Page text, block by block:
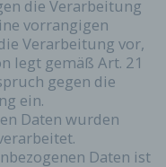
die Verarbeitung
vorrangigen
Verarbeitung vor,
legt gemäß Art. 21
gegen die
ein.
Daten wurden
Daten ist
der für die
der betroffenen
gesetzlichen
Die
die Verarbeitung
Person in
zur